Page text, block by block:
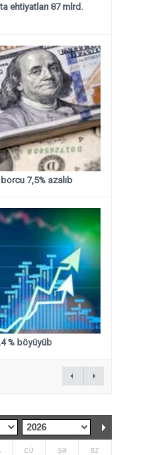
ehtiyatları 87 mlrd.
7,5% azalıb
% böyüyüb
CÜ ŞƏ BZ